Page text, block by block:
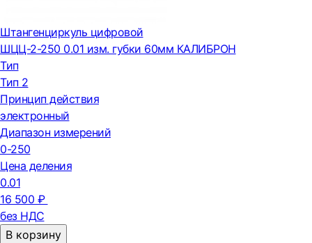
Штангенциркуль цифровой
ШЦЦ-2-250 0.01 изм. губки 60мм КАЛИБРОН
Тип
Тип 2
Принцип действия
электронный
Диапазон измерений
0-250
Цена деления
0.01
16 500 ₽
без НДС
В корзину